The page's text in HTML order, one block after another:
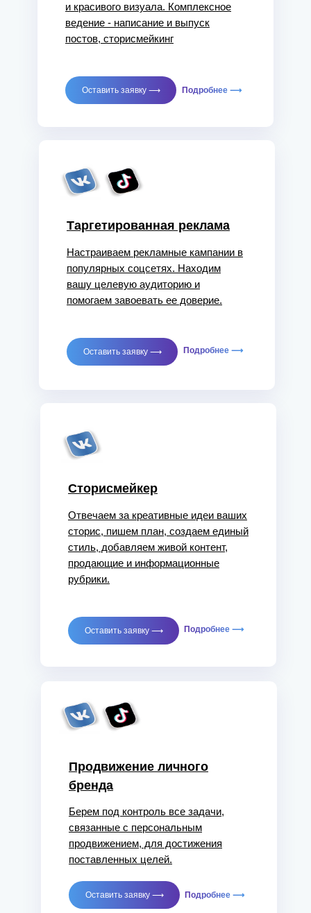
и красивого визуала. Комплексное
ведение - написание и выпуск
постов, сторисмейкинг
Подробнее ⟶
Оставить заявку ⟶
Таргетированная реклама
Настраиваем рекламные кампании в
популярных соцсетях. Находим
вашу целевую аудиторию и
помогаем завоевать ее доверие.
Подробнее ⟶
Оставить заявку ⟶
Сторисмейкер
Отвечаем за креативные идеи ваших
сторис, пишем план, создаем единый
стиль, добавляем живой контент,
продающие и информационные
рубрики.
Подробнее ⟶
Оставить заявку ⟶
Продвижение личного
бренда
Берем под контроль все задачи,
связанные с персональным
продвижением, для достижения
поставленных целей.
Подробнее ⟶
Оставить заявку ⟶